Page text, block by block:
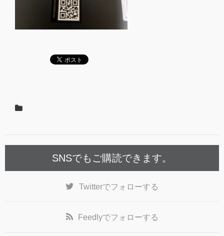
SNSでもご購読できます。
Twitterでフォローする
Feedlyでフォローする